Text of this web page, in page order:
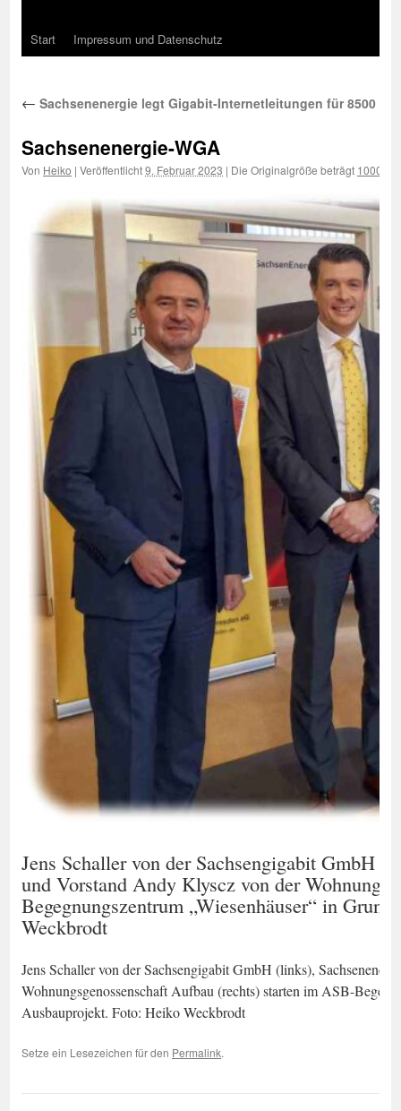
Start Impressum und Datenschutz
← Sachsenenergie legt Gigabit-Internetleitungen für 8500
Sachsenenergie-WGA
Von Heiko | Veröffentlicht9. Februar 2023 | Die Originalgröße beträgt 1000 ×
Jens Schaller von der Sachsengigabit GmbH
und Vorstand Andy Klyscz von der
Begegnungszentrum „Wiesenhäuser“ in
Weckbrodt
Jens Schaller von der Sachsengigabit GmbH (links),
Wohnungsgenossenschaft Aufbau (rechts) starten im ASB-
Ausbauprojekt. Foto: Heiko Weckbrodt
Setze ein Lesezeichen für den Permalink.